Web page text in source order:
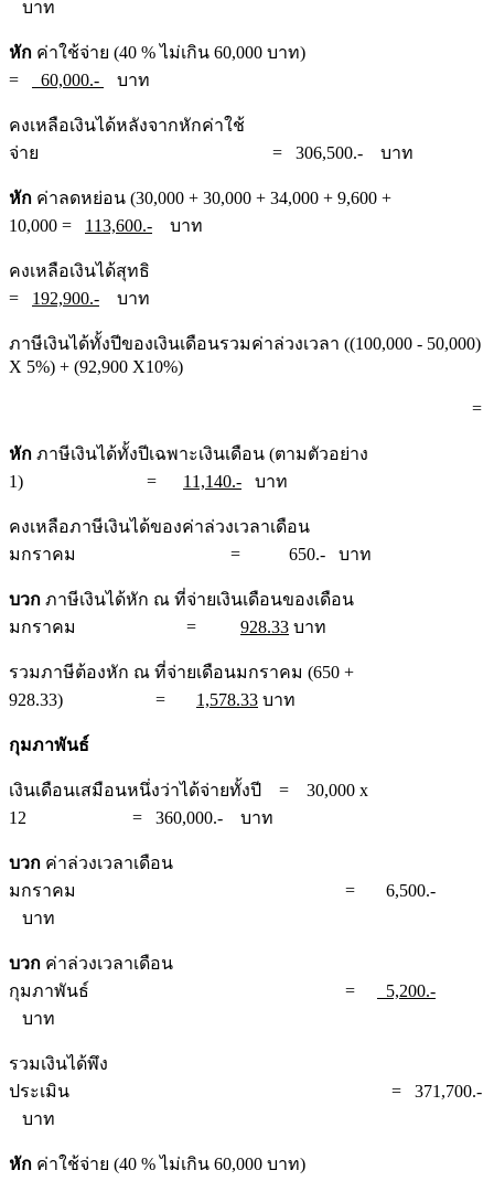
บาท
หัก ค่าใช้จ่าย (40 % ไม่เกิน 60,000 บาท)
=
60,000.- บาท
คงเหลือเงินได้หลังจากหักค่าใช้
จ่าย = 306,500.- บาท
หัก ค่าลดหย่อน (30,000 + 30,000 + 34,000 + 9,600 +
10,000 = 113,600.- บาท
คงเหลือเงินได้สุทธิ
= 192,900.- บาท
ภาษีเงินได้ทั้งปีของเงินเดือนรวมค่าล่วงเวลา ((100,000 - 50,000)
X 5%) + (92,900 X10%)
= 11,790.-
หัก ภาษีเงินได้ทั้งปีเฉพาะเงินเดือน (ตามตัวอย่าง
1) = 11,140.- บาท
คงเหลือภาษีเงินได้ของค่าล่วงเวลาเดือน
มกราคม = 650.- บาท
บวก ภาษีเงินได้หัก ณ ที่จ่ายเงินเดือนของเดือน
มกราคม = 928.33 บาท
รวมภาษีต้องหัก ณ ที่จ่ายเดือนมกราคม (650 +
928.33) = 1,578.33 บาท
กุมภาพันธ์
เงินเดือนเสมือนหนึ่งว่าได้จ่ายทั้งปี = 30,000 x
12 = 360,000.- บาท
บวก ค่าล่วงเวลาเดือน
มกราคม = 6,500.-
บาท
บวก ค่าล่วงเวลาเดือน
กุมภาพันธ์ =
5,200.-
บาท
รวมเงินได้พึง
ประเมิน = 371,700.-
บาท
หัก ค่าใช้จ่าย (40 % ไม่เกิน 60,000 บาท)